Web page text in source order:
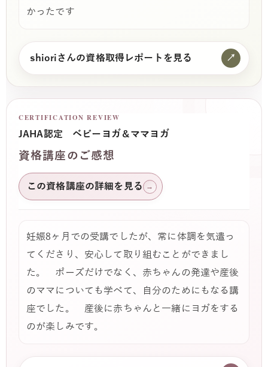
かったです
shioriさんの資格取得レポートを見る ↗
CERTIFICATION REVIEW
JAHA認定 ベビーヨガ＆ママヨガ
資格講座のご感想
この資格講座の詳細を見る →
妊娠8ヶ月での受講でしたが、常に体調を気遣っ
てくださり、安心して取り組むことができまし
た。 ポーズだけでなく、赤ちゃんの発達や産後
のママについても学べて、自分のためにもなる講
座でした。 産後に赤ちゃんと一緒にヨガをする
のが楽しみです。